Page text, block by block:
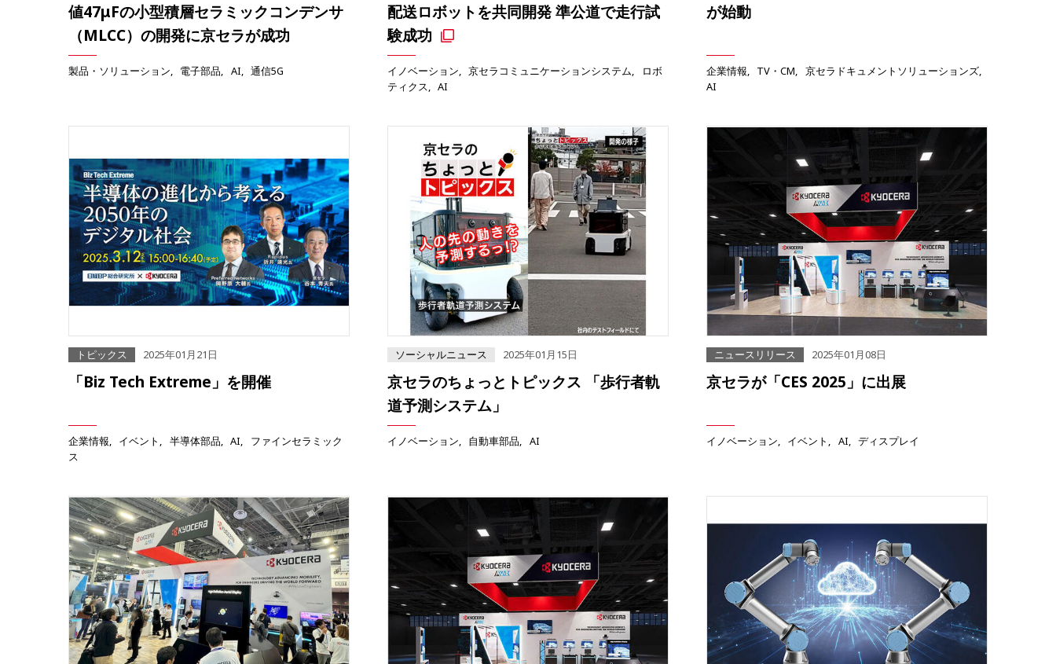
値47μFの小型積層セラミックコンデンサ
（MLCC）の開発に京セラが成功
製品・ソリューション 電子部品 AI 通信5G
配送ロボットを共同開発 準公道で走行試
験成功
イノベーション 京セラコミュニケーションシステム
ロボ
ティクス
AI
が始動
企業情報 TV・CM
京セラドキュメントソリューションズ
AI
トピックス 2025年01月21日
「Biz Tech Extreme」を開催
企業情報 イベント 半導体部品 AI
ファインセラミック
ス
ソーシャルニュース 2025年01月15日
京セラのちょっとトピックス 「歩行者軌
道予測システム」
イノベーション 自動車部品 AI
ニュースリリース 2025年01月08日
京セラが「CES 2025」に出展
イノベーション イベント AI ディスプレイ